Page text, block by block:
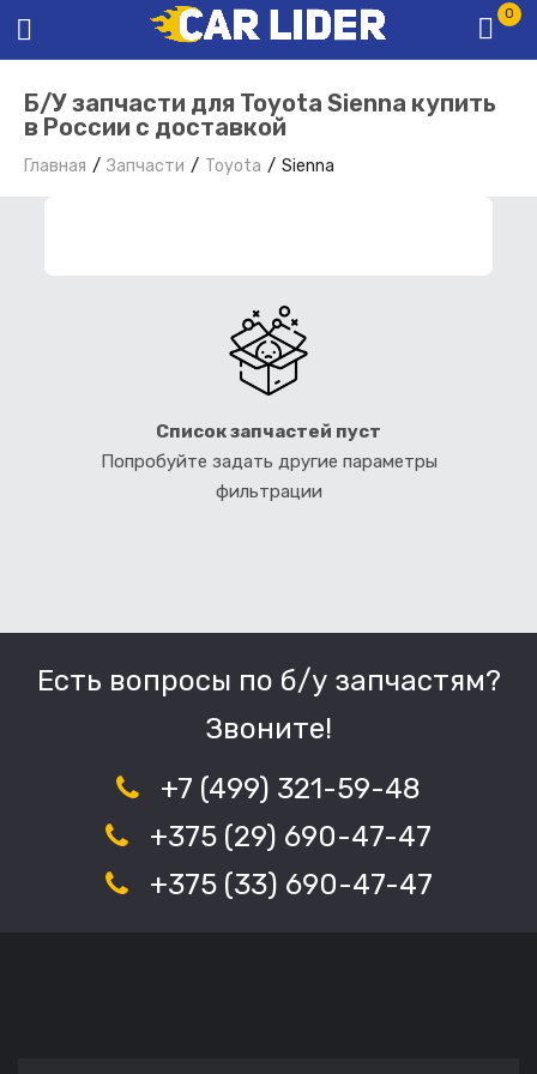
0
Б/У запчасти для Toyota Sienna купить
в России с доставкой
Главная Запчасти Toyota Sienna
Список запчастей пуст
Попробуйте задать другие параметры
фильтрации
Есть вопросы по б/у запчастям?
Звоните!
+7 (499) 321-59-48
+375 (29) 690-47-47
+375 (33) 690-47-47